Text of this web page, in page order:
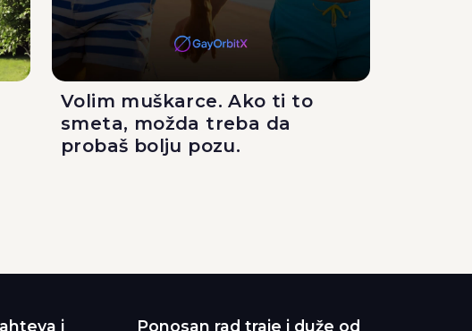
Volim muškarce. Ako ti to
smeta, možda treba da
probaš bolju pozu.
i
Ponosan rad traje i duže od